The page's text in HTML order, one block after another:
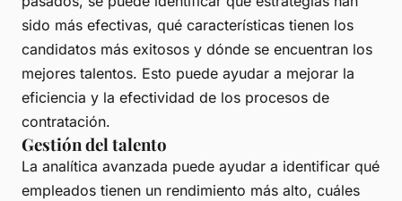
sido más efectivas, qué características tienen los
candidatos más exitosos y dónde se encuentran los
mejores talentos. Esto puede ayudar a mejorar la
eficiencia y la efectividad de los procesos de
contratación.
Gestión del talento
La analítica avanzada puede ayudar a identificar qué
empleados tienen un rendimiento más alto, cuáles